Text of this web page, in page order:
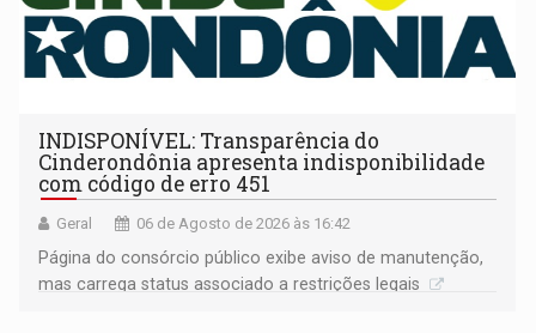
INDISPONÍVEL: Transparência do
Cinderondônia apresenta indisponibilidade
com código de erro 451
Geral 06 de Agosto de 2026 às 16:42
Página do consórcio público exibe aviso de manutenção,
mas carrega status associado a restrições legais